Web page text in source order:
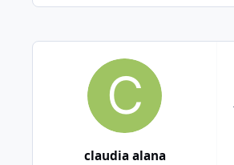
claudia alana